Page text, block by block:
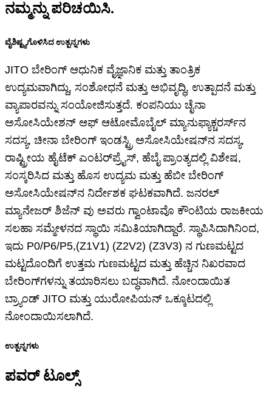
ನಮ್ಮನ್ನು ಪರಿಚಯಿಸಿ.
ವೈಶಿಷ್ಟ್ಯಗೊಳಿಸಿದ ಉತ್ಪನ್ನಗಳು
JITO ಬೇರಿಂಗ್ ಆಧುನಿಕ ವೈಜ್ಞಾನಿಕ ಮತ್ತು ತಾಂತ್ರಿಕ
ಉದ್ಯಮವಾಗಿದ್ದು, ಸಂಶೋಧನೆ ಮತ್ತು ಅಭಿವೃದ್ಧಿ, ಉತ್ಪಾದನೆ ಮತ್ತು
ವ್ಯಾಪಾರವನ್ನು ಸಂಯೋಜಿಸುತ್ತದೆ. ಕಂಪನಿಯು ಚೈನಾ
ಅಸೋಸಿಯೇಶನ್ ಆಫ್ ಆಟೋಮೊಬೈಲ್ ಮ್ಯಾನುಫ್ಯಾಕ್ಚರರ್ಸ್‌ನ
ಸದಸ್ಯ, ಚೀನಾ ಬೇರಿಂಗ್ ಇಂಡಸ್ಟ್ರಿ ಅಸೋಸಿಯೇಷನ್‌ನ ಸದಸ್ಯ,
ರಾಷ್ಟ್ರೀಯ ಹೈಟೆಕ್ ಎಂಟರ್‌ಪ್ರೈಸ್, ಹೆಬೈ ಪ್ರಾಂತ್ಯದಲ್ಲಿ ವಿಶೇಷ,
ಸಂಸ್ಕರಿಸಿದ ಮತ್ತು ಹೊಸ ಉದ್ಯಮ ಮತ್ತು ಹೆಬೀ ಬೇರಿಂಗ್
ಅಸೋಸಿಯೇಷನ್‌ನ ನಿರ್ದೇಶಕ ಘಟಕವಾಗಿದೆ. ಜನರಲ್
ಮ್ಯಾನೇಜರ್ ಶಿಜೆನ್ ವು ಅವರು ಗ್ವಾಂಟಾವೊ ಕೌಂಟಿಯ ರಾಜಕೀಯ
ಸಲಹಾ ಸಮ್ಮೇಳನದ ಸ್ಥಾಯಿ ಸಮಿತಿಯಾಗಿದ್ದಾರೆ. ಸ್ಥಾಪಿಸಿದಾಗಿನಿಂದ,
ಇದು P0/P6/P5,(Z1V1) (Z2V2) (Z3V3) ನ ಗುಣಮಟ್ಟದ
ಮಟ್ಟದೊಂದಿಗೆ ಉತ್ತಮ ಗುಣಮಟ್ಟದ ಮತ್ತು ಹೆಚ್ಚಿನ ನಿಖರವಾದ
ಬೇರಿಂಗ್‌ಗಳನ್ನು ತಯಾರಿಸಲು ಬದ್ಧವಾಗಿದೆ. ನೋಂದಾಯಿತ
ಬ್ರ್ಯಾಂಡ್ JITO ಮತ್ತು ಯುರೋಪಿಯನ್ ಒಕ್ಕೂಟದಲ್ಲಿ
ನೋಂದಾಯಿಸಲಾಗಿದೆ.
ಉತ್ಪನ್ನಗಳು
ಪವರ್ ಟೂಲ್ಸ್